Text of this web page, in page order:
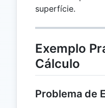
superfície.
Exemplo
Cálculo
Problema de